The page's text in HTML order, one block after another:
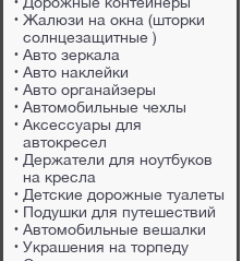
Одноразовый
дорожный туалет
Жалюзи на окна (шторки
солнцезащитные )
Авто зеркала
Авто наклейки
Авто органайзеры
Автомобильные чехлы
Аксессуары для
автокресел
Держатели для ноутбуков
на кресла
Детские дорожные туалеты
Подушки для путешествий
Автомобильные вешалки
Украшения на торпеду